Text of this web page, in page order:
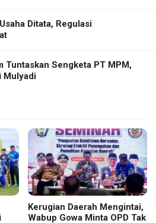
Ditata, Regulasi
Tuntaskan Sengketa PT MPM,
Mulyadi
Kerugian Daerah Mengintai,
Wabup Gowa Minta OPD Tak